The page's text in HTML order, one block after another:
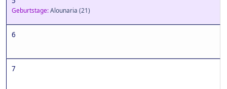
Geburtstage:Alounaria (21)
6
7